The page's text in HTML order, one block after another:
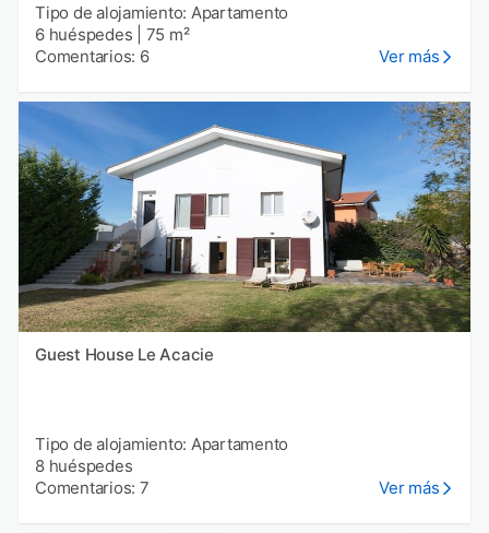
Tipo de alojamiento: Apartamento
6 huéspedes
75 m²
Comentarios: 6
Ver más
Guest House Le Acacie
Tipo de alojamiento: Apartamento
8 huéspedes
Comentarios: 7
Ver más